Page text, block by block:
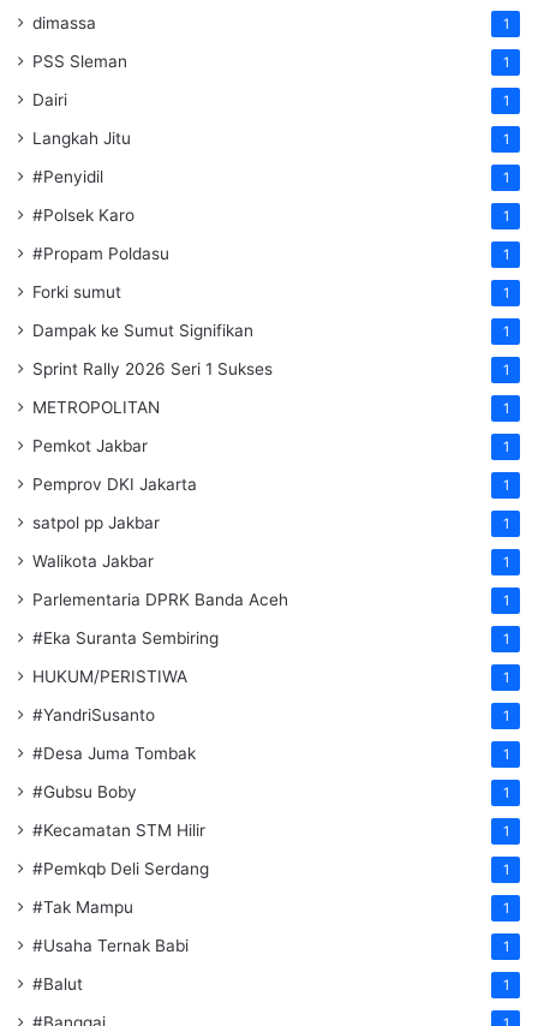
dimassa 1
PSS Sleman 1
Dairi 1
Langkah Jitu 1
#Penyidil 1
#Polsek Karo 1
#Propam Poldasu 1
Forki sumut 1
Dampak ke Sumut Signifikan 1
Sprint Rally 2026 Seri 1 Sukses 1
METROPOLITAN 1
Pemkot Jakbar 1
Pemprov DKI Jakarta 1
satpol pp Jakbar 1
Walikota Jakbar 1
Parlementaria DPRK Banda Aceh 1
#Eka Suranta Sembiring 1
HUKUM/PERISTIWA 1
#YandriSusanto 1
#Desa Juma Tombak 1
#Gubsu Boby 1
#Kecamatan STM Hilir 1
#Pemkqb Deli Serdang 1
#Tak Mampu 1
#Usaha Ternak Babi 1
#Balut 1
#Banggai